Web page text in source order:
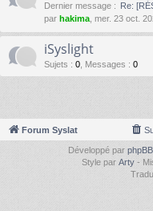
Dernier message : Re:
par hakima , mer. 23 oct.
iSyslight
Sujets : 0 Messages : 0
Forum Syslat
Développé par phpBB
Style par Arty -